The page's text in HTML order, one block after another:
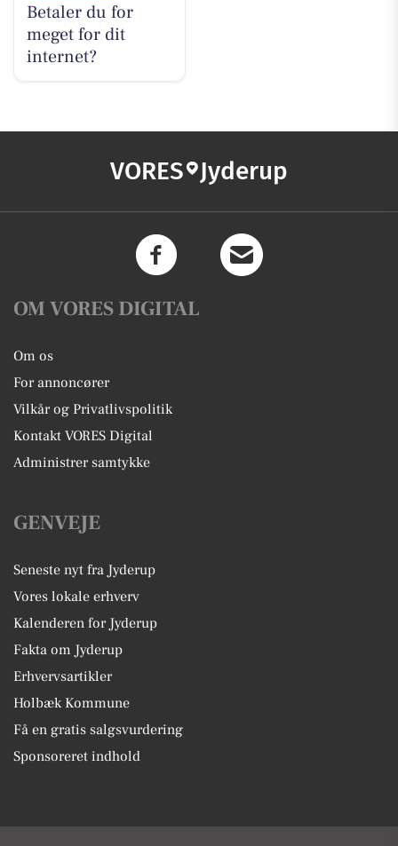
Betaler du for
meget for dit
internet?
VORES Jyderup
OM VORES DIGITAL
Om os
For annoncører
Vilkår og Privatlivspolitik
Kontakt VORES Digital
Administrer samtykke
GENVEJE
Seneste nyt fra Jyderup
Vores lokale erhverv
Kalenderen for Jyderup
Fakta om Jyderup
Erhvervsartikler
Holbæk Kommune
Få en gratis salgsvurdering
Sponsoreret indhold